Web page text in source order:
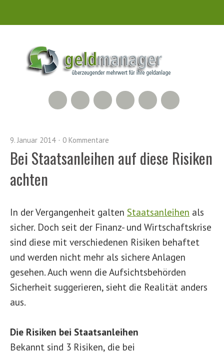
Facebook
500px
LinkedIn
Xing
RSS Feed
9. Januar 2014 0 Kommentare
Bei Staatsanleihen auf diese Risiken
achten
In der Vergangenheit galten Staatsanleihen als
sicher. Doch seit der Finanz- und Wirtschaftskrise
sind diese mit verschiedenen Risiken behaftet
und werden nicht mehr als sichere Anlagen
gesehen. Auch wenn die Aufsichtsbehörden
Sicherheit suggerieren, sieht die Realität anders
aus.
Die Risiken bei Staatsanleihen
Bekannt sind 3 Risiken, die bei